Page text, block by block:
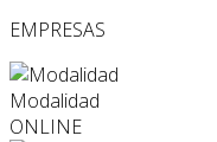
EMPRESAS
Modalidad
ONLINE